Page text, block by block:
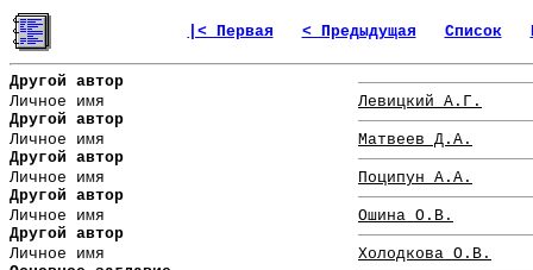
|< Первая < Предыдущая Список
Другой автор
Личное имя
Левицкий А.Г.
Другой автор
Личное имя
Матвеев Д.А.
Другой автор
Личное имя
Поципун А.А.
Другой автор
Личное имя
Ошина О.В.
Другой автор
Личное имя
Холодкова О.В.